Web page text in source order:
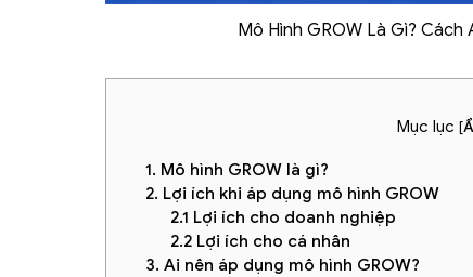
Mô Hình GROW Là Gì?
Mục lục [
1. Mô hình GROW là gì?
2. Lợi ích khi áp dụng mô hình GROW
2.1 Lợi ích cho doanh nghiệp
2.2 Lợi ích cho cá nhân
3. Ai nên áp dụng mô hình GROW?